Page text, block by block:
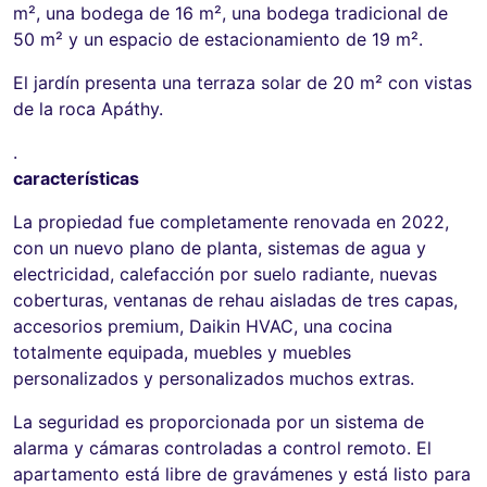
m², una bodega de 16 m², una bodega tradicional de
50 m² y un espacio de estacionamiento de 19 m².
El jardín presenta una terraza solar de 20 m² con vistas
de la roca Apáthy.
.
características
La propiedad fue completamente renovada en 2022,
con un nuevo plano de planta, sistemas de agua y
electricidad, calefacción por suelo radiante, nuevas
coberturas, ventanas de rehau aisladas de tres capas,
accesorios premium, Daikin HVAC, una cocina
totalmente equipada, muebles y muebles
personalizados y personalizados muchos extras.
La seguridad es proporcionada por un sistema de
alarma y cámaras controladas a control remoto. El
apartamento está libre de gravámenes y está listo para